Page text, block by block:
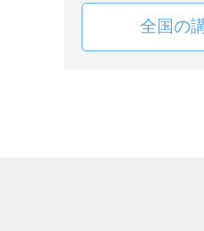
全国の